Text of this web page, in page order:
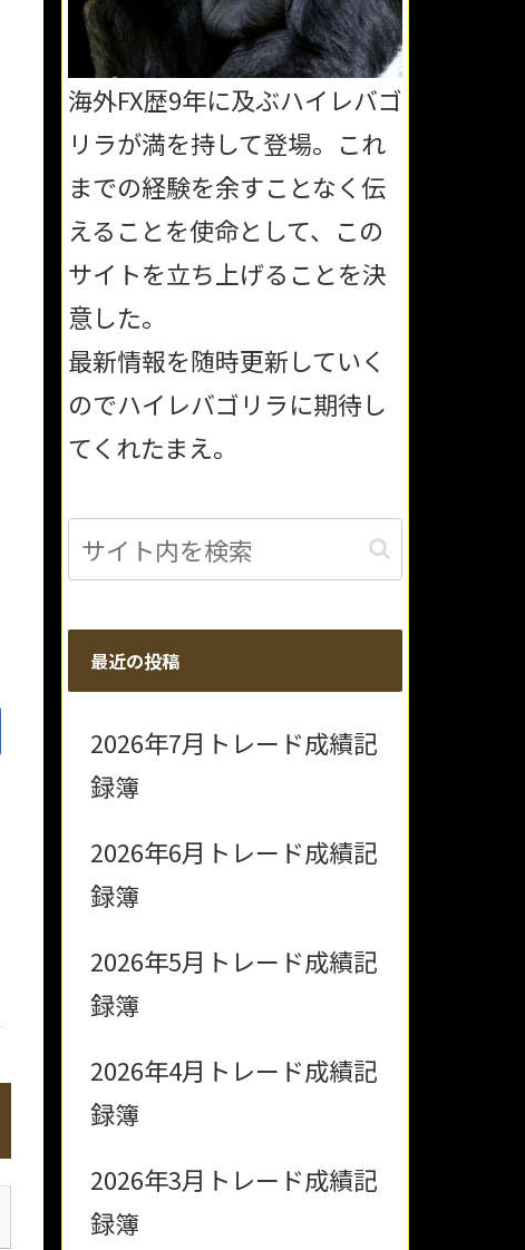
海外FX歴9年に及ぶハイレバゴ
リラが満を持して登場。これ
までの経験を余すことなく伝
えることを使命として、この
サイトを立ち上げることを決
意した。
最新情報を随時更新していく
のでハイレバゴリラに期待し
てくれたまえ。
最近の投稿
2026年7月トレード成績記
録簿
2026年6月トレード成績記
録簿
2026年5月トレード成績記
録簿
2026年4月トレード成績記
録簿
2026年3月トレード成績記
録簿